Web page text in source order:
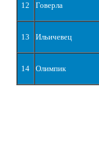
12 Говерла
13 Ильичевец
14 Олимпик